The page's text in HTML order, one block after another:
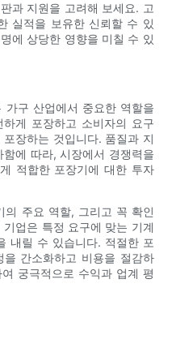
과 지원을 고려해 보세요. 고
실적을 보유한 신뢰할 수 있
에 상당한 영향을 미칠 수 있
가구 산업에서 중요한 역할을
게 포장하고 소비자의 요구
장하는 것입니다. 품질과 지
에 따라, 시장에서 경쟁력을
적합한 포장기에 대한 투자
의 주요 역할, 그리고 꼭 확인
업은 특정 요구에 맞는 기계
내릴 수 있습니다. 적절한 포
간소화하고 비용을 절감하
궁극적으로 수익과 업계 평